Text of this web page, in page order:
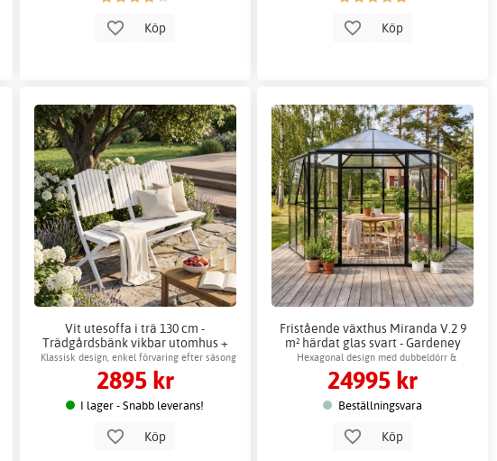
Köp Köp
Vit utesoffa i trä 130 cm -
Trädgårdsbänk vikbar utomhus +
Möbelvård
Klassisk design, enkel förvaring efter säsong
2895 kr
I lager - Snabb leverans!
Köp
Fristående växthus Miranda V.2 9
m² härdat glas svart - Gardeney
Hexagonal design med dubbeldörr &
ventilation
24995 kr
Beställningsvara
Köp